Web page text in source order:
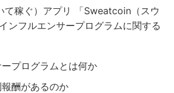
稼ぐ）アプリ 「Sweatcoin（スウ
ンフルエンサープログラムに関する
プログラムとは何か
酬があるのか